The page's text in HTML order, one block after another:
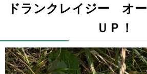
ドランクレイジー オ
ＵＰ！